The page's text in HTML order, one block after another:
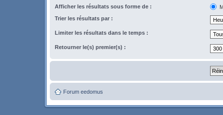
Afficher les résultats sous forme de :
Trier les résultats par :
Limiter les résultats dans le temps :
Retourner le(s) premier(s) :
Forum eedomus